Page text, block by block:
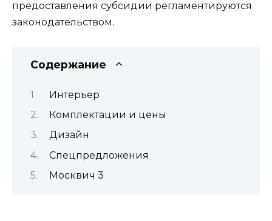
предоставления субсидии регламентируются
законодательством.
Содержание
Интерьер
Комплектации и цены
Дизайн
Спецпредложения
Москвич 3